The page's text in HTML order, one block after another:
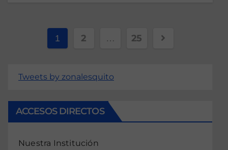
1 2 … 25
Tweets by zonalesquito
ACCESOS DIRECTOS
Nuestra Institución